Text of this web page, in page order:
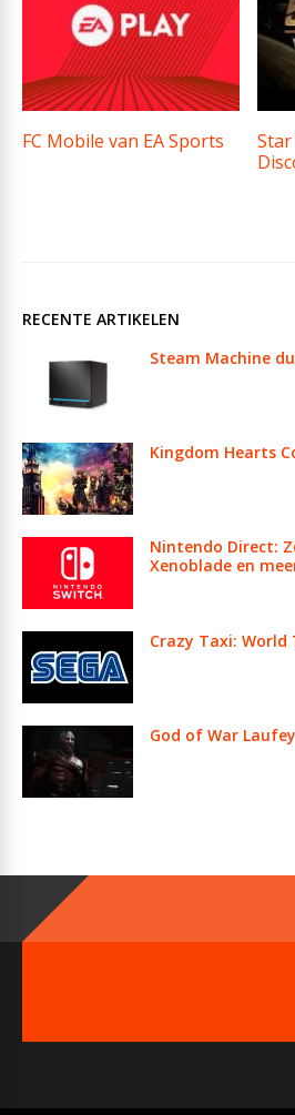
FC Mobile van EA Sports
RECENTE ARTIKELEN
Steam Machine
Kingdom Hearts
Nintendo Direct:
Xenoblade en
Crazy Taxi:
God of War